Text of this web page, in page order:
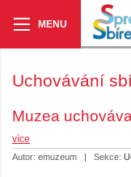
Uchovávání
Muzea
více
Autor: emuzeum Sekce: